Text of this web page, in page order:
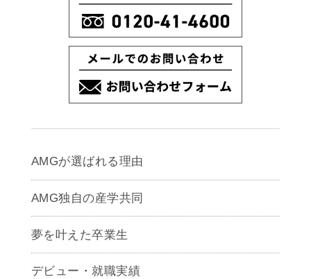
AMGが選ばれる理由
AMG独自の産学共同
夢を叶えた卒業生
デビュー・就職実績